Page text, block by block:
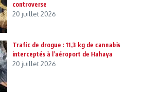
controverse
20 juillet 2026
Trafic de drogue : 11,3 kg de cannabis
interceptés à l’aéroport de Hahaya
20 juillet 2026